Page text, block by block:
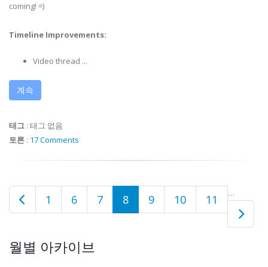
coming! =)
Timeline Improvements:
Video thread ...
계속
태그 : 태그 없음
토론 : 17 Comments
1 …
6 7 8 9 10 11
월별 아카이브